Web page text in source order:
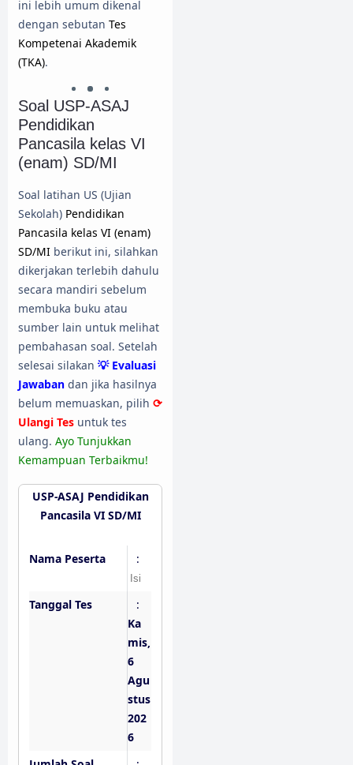
ini lebih umum dikenal
dengan sebutan Tes
Kompetenai Akademik
(TKA).
Soal USP-ASAJ
Pendidikan
Pancasila kelas VI
(enam) SD/MI
Soal latihan US (Ujian
Sekolah) Pendidikan
Pancasila kelas VI (enam)
SD/MI berikut ini, silahkan
dikerjakan terlebih dahulu
secara mandiri sebelum
membuka buku atau
sumber lain untuk melihat
pembahasan soal. Setelah
selesai silakan 💡 Evaluasi
Jawaban dan jika hasilnya
belum memuaskan, pilih ⟳
Ulangi Tes untuk tes
ulang. Ayo Tunjukkan
Kemampuan Terbaikmu!
USP-ASAJ Pendidikan
Pancasila VI SD/MI
Nama Peserta :
Tanggal Tes
:
Ka
mis,
6
Agu
stus
202
6